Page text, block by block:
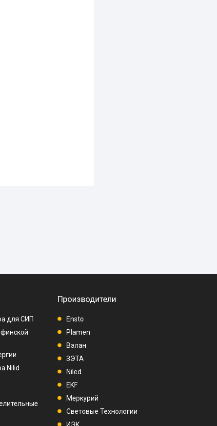
для СИП
Nilid
Производители
Ensto
Plamen
Вэлан
ЗЭТА
Niled
EKF
Меркурий
Световые Технологии